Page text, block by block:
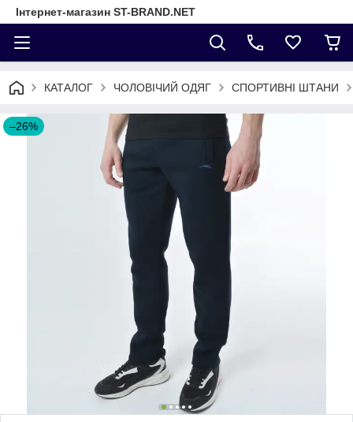
Інтернет-магазин ST-BRAND.NET
КАТАЛОГ ЧОЛОВІЧИЙ ОДЯГ СПОРТИВНІ ШТАНИ
–26%